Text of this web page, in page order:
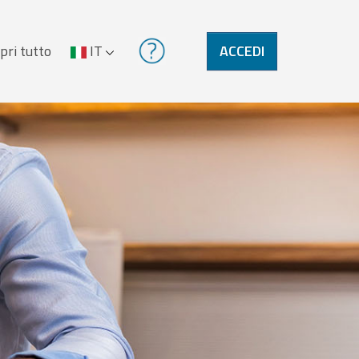
tutto IT ACCEDI